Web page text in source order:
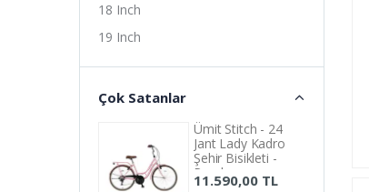
18 Inch
19 Inch
20 Inch
21 Inch
40 cm
Çok Satanlar
Ümit Stitch - 24
Jant Lady Kadro
Şehir Bisikleti -
Pembe
11.590,00 TL